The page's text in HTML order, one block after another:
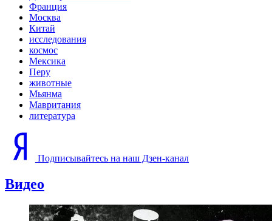
Франция
Москва
Китай
исследования
космос
Мексика
Перу
животные
Мьянма
Мавритания
литература
Подписывайтесь на наш Дзен-канал
Видео